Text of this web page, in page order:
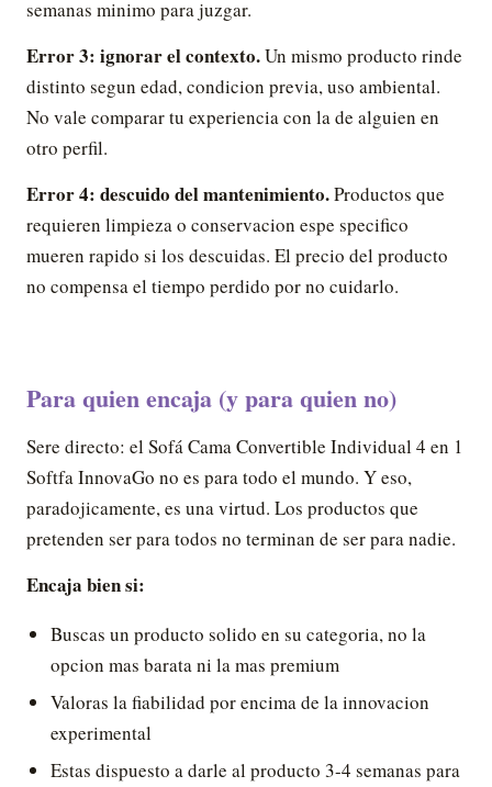
semanas minimo para juzgar.
Error 3: ignorar el contexto.Un mismo producto rinde
distinto segun edad, condicion previa, uso ambiental.
No vale comparar tu experiencia con la de alguien en
otro perfil.
Error 4: descuido del mantenimiento.Productos que
requieren limpieza o conservacion espe specifico
mueren rapido si los descuidas. El precio del producto
no compensa el tiempo perdido por no cuidarlo.
Para quien encaja (y para quien no)
Sere directo: el Sofá Cama Convertible Individual 4 en 1
Softfa InnovaGo no es para todo el mundo. Y eso,
paradojicamente, es una virtud. Los productos que
pretenden ser para todos no terminan de ser para nadie.
Encaja bien si:
Buscas un producto solido en su categoria, no la
opcion mas barata ni la mas premium
Valoras la fiabilidad por encima de la innovacion
experimental
Estas dispuesto a darle al producto 3-4 semanas para